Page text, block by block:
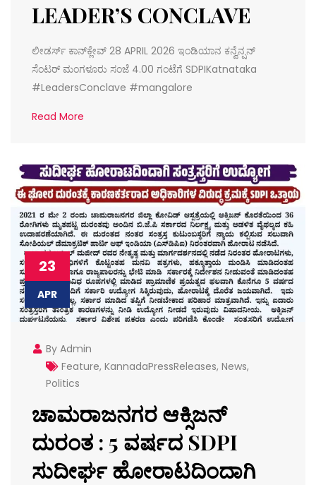
LEADER’S CONCLAVE
ಲೀಡರ್ಸ್‌ ಕಾನ್‌ಕ್ಲೇವ್ 28 APRIL 2026 ಇಂಡಿಯಾನ ಕನ್ವೆನ್ಷನ್
ಸೆಂಟರ್ ಮಂಗಳೂರು ಸಂಜೆ 4.00 ಗಂಟೆಗೆ SDPIKatnataka
#LeadersConclave #mangalore
Read More
23
APR
By Admin
Feature, KannadaPressReleases, News,
Politics
ಚಾಮರಾಜನಗರ ಆಕ್ಸಿಜನ್
ದುರಂತ : 5 ವರ್ಷದ SDPI
ಸುದೀರ್ಘ ಹೋರಾಟದಿಂದಾಗಿ